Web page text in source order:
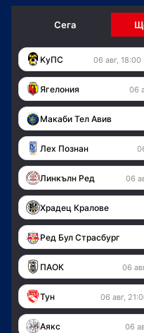
Сега
KуПС 06 авг, 18:00
Ягелония 06
Макаби Тел Авив
Лех Познан
Линкълн Ред 06
Храдец Кралове
Ред Бул Страсбург
ПАОК 06
Тун 06 авг,
Аякс 06